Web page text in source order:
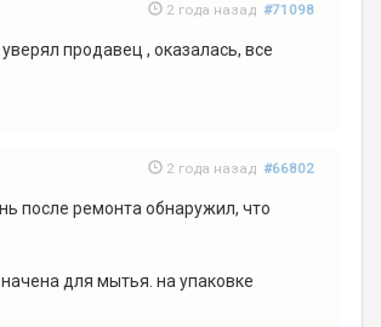
2 года назад #71098
продавец , оказалась, все
2 года назад #66802
после ремонта обнаружил, что
для мытья. на упаковке